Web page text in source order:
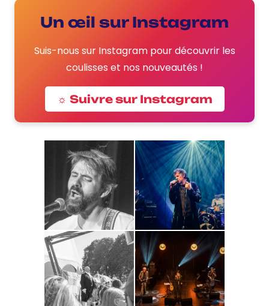
Un œil sur Instagram
Suis-nous sur Instagram pour découvrir les
coulisses et nos nouveautés !
☼ Suivre sur Instagram